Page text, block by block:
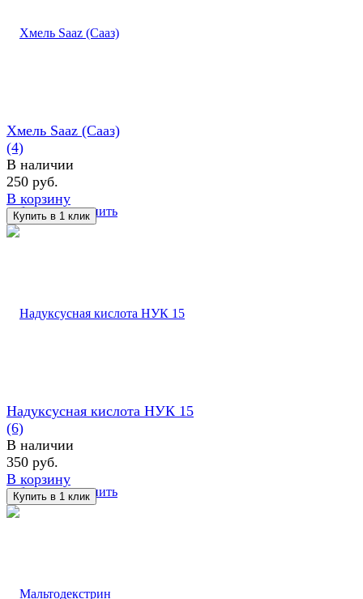
избранное сравнить
Хмель Saaz (Сааз)
(4)
В наличии
250 руб.
В корзину
избранное сравнить
Надуксусная кислота НУК 15
(6)
В наличии
350 руб.
В корзину